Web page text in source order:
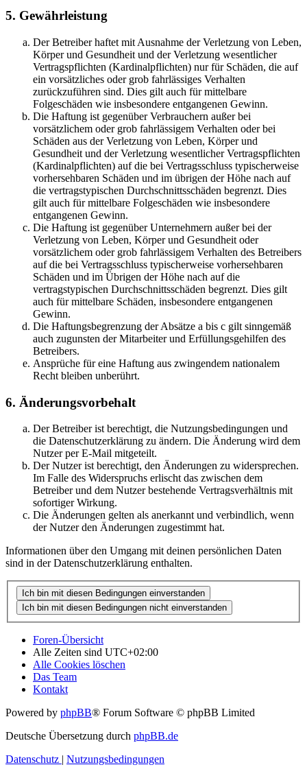
5. Gewährleistung
Der Betreiber haftet mit Ausnahme der Verletzung von Leben,
Körper und Gesundheit und der Verletzung wesentlicher
Vertragspflichten (Kardinalpflichten) nur für Schäden, die auf
ein vorsätzliches oder grob fahrlässiges Verhalten
zurückzuführen sind. Dies gilt auch für mittelbare
Folgeschäden wie insbesondere entgangenen Gewinn.
Die Haftung ist gegenüber Verbrauchern außer bei
vorsätzlichem oder grob fahrlässigem Verhalten oder bei
Schäden aus der Verletzung von Leben, Körper und
Gesundheit und der Verletzung wesentlicher Vertragspflichten
(Kardinalpflichten) auf die bei Vertragsschluss typischerweise
vorhersehbaren Schäden und im übrigen der Höhe nach auf
die vertragstypischen Durchschnittsschäden begrenzt. Dies
gilt auch für mittelbare Folgeschäden wie insbesondere
entgangenen Gewinn.
Die Haftung ist gegenüber Unternehmern außer bei der
Verletzung von Leben, Körper und Gesundheit oder
vorsätzlichem oder grob fahrlässigem Verhalten des Betreibers
auf die bei Vertragsschluss typischerweise vorhersehbaren
Schäden und im Übrigen der Höhe nach auf die
vertragstypischen Durchschnittsschäden begrenzt. Dies gilt
auch für mittelbare Schäden, insbesondere entgangenen
Gewinn.
Die Haftungsbegrenzung der Absätze a bis c gilt sinngemäß
auch zugunsten der Mitarbeiter und Erfüllungsgehilfen des
Betreibers.
Ansprüche für eine Haftung aus zwingendem nationalem
Recht bleiben unberührt.
6. Änderungsvorbehalt
Der Betreiber ist berechtigt, die Nutzungsbedingungen und
die Datenschutzerklärung zu ändern. Die Änderung wird dem
Nutzer per E-Mail mitgeteilt.
Der Nutzer ist berechtigt, den Änderungen zu widersprechen.
Im Falle des Widerspruchs erlischt das zwischen dem
Betreiber und dem Nutzer bestehende Vertragsverhältnis mit
sofortiger Wirkung.
Die Änderungen gelten als anerkannt und verbindlich, wenn
der Nutzer den Änderungen zugestimmt hat.
Informationen über den Umgang mit deinen persönlichen Daten
sind in der Datenschutzerklärung enthalten.
Foren-Übersicht
Alle Zeiten sind UTC+02:00
Alle Cookies löschen
Das Team
Kontakt
Powered by phpBB® Forum Software © phpBB Limited
Deutsche Übersetzung durch phpBB.de
Datenschutz | Nutzungsbedingungen